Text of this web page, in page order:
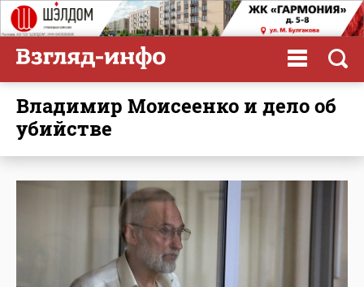
Владимир Моисеенко и дело об
убийстве